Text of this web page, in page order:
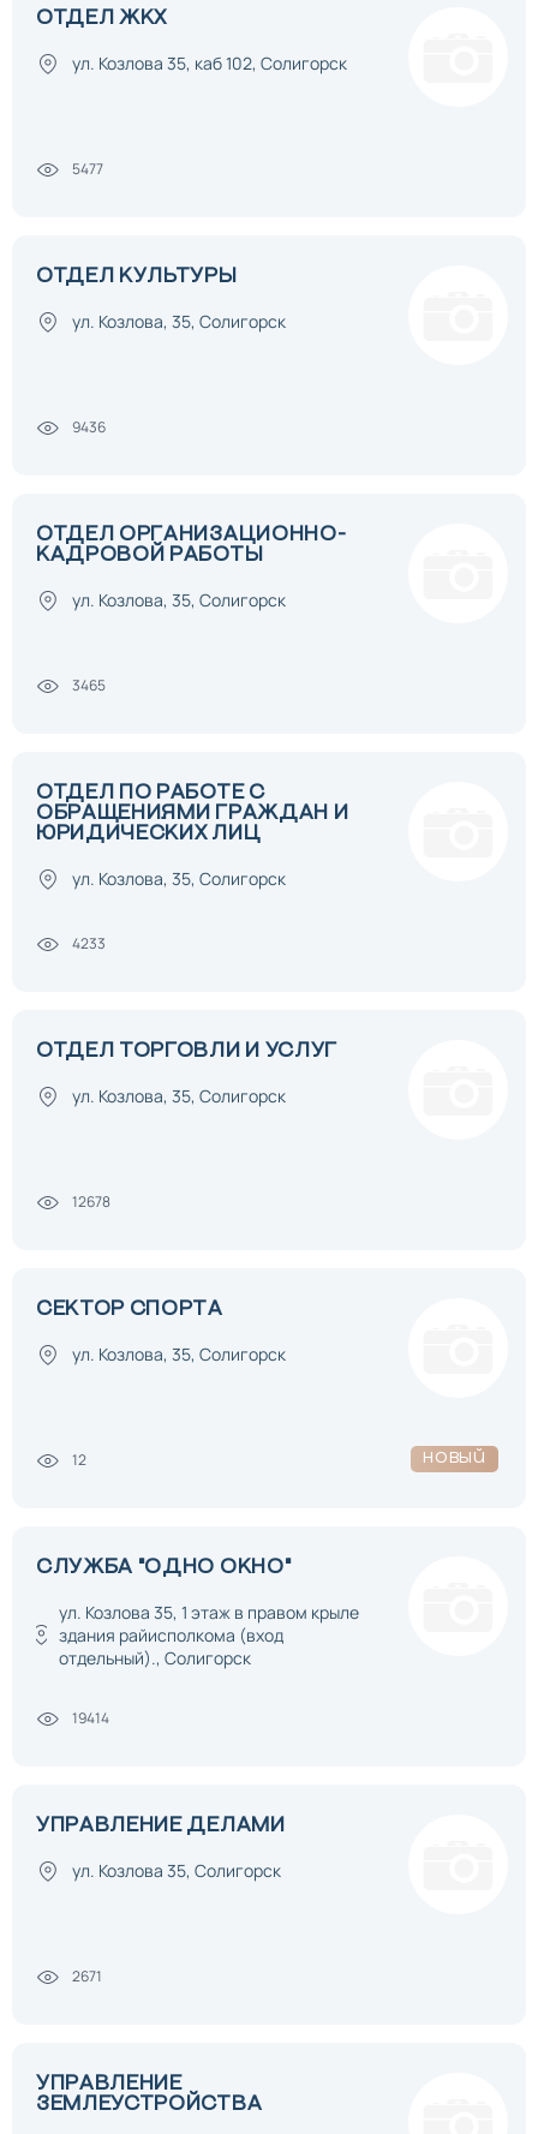
ОТДЕЛ ЖКХ
ул. Козлова 35, каб 102, Солигорск
5477
ОТДЕЛ КУЛЬТУРЫ
ул. Козлова, 35, Солигорск
9436
ОТДЕЛ ОРГАНИЗАЦИОННО-
КАДРОВОЙ РАБОТЫ
ул. Козлова, 35, Солигорск
3465
ОТДЕЛ ПО РАБОТЕ С
ОБРАЩЕНИЯМИ ГРАЖДАН И
ЮРИДИЧЕСКИХ ЛИЦ
ул. Козлова, 35, Солигорск
4233
ОТДЕЛ ТОРГОВЛИ И УСЛУГ
ул. Козлова, 35, Солигорск
12678
СЕКТОР СПОРТА
Новый
ул. Козлова, 35, Солигорск
12
СЛУЖБА "ОДНО ОКНО"
ул. Козлова 35, 1 этаж в правом крыле
здания райисполкома (вход
отдельный)., Солигорск
19414
УПРАВЛЕНИЕ ДЕЛАМИ
ул. Козлова 35, Солигорск
2671
УПРАВЛЕНИЕ
ЗЕМЛЕУСТРОЙСТВА